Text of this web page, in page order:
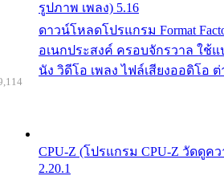
รูปภาพ เพลง) 5.16
ดาวน์โหลดโปรแกรม Format
อเนกประสงค์ ครอบจักรวาล ใช้
นัง วิดีโอ เพลง ไฟล์เสียงออดิโอ ต่
CPU-Z (โปรแกรม CPU-Z วัดดูค
2.20.1